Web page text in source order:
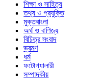
শিক্ষা ও সাহিত্য
তথ্য ও প্রযুক্তি
মুক্তবাংলা
অর্থ ও বাণিজ্য
বিচিত্র সংবাদ
ভ্রমণ
ধর্ম
ফটোগ্যালারী
সম্পাদকীয়